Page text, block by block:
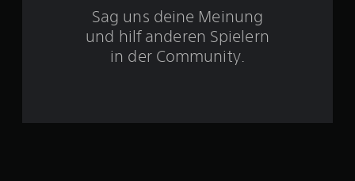
e
Sag uns deine Meinung
und hilf anderen Spielern
in der Community.